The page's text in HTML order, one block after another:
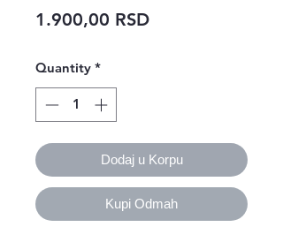
1.900,00 RSDPrice
Quantity *
Dodaj u Korpu
Kupi Odmah